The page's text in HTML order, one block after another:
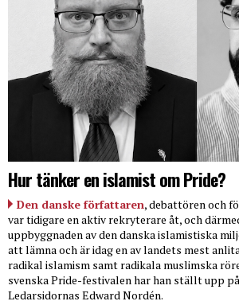
Hur tänker en islamist om Pride?
Den danske författaren, debattören och
var tidigare en aktiv rekryterare åt, och
uppbyggnaden av den danska islamistiska
att lämna och är idag en av landets mest
radikal islamism samt radikala muslimska
svenska Pride-festivalen har han ställt upp
Ledarsidornas Edward Nordén.